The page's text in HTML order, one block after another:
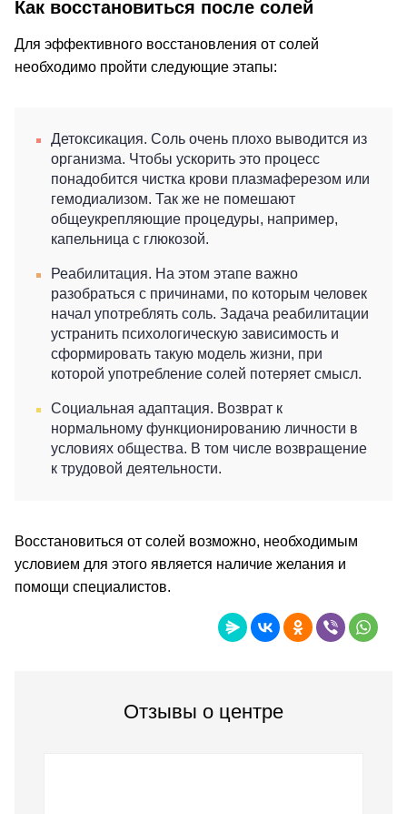
Как восстановиться после солей
Для эффективного восстановления от солей
необходимо пройти следующие этапы:
Детоксикация. Соль очень плохо выводится из
организма. Чтобы ускорить это процесс
понадобится чистка крови плазмаферезом или
гемодиализом. Так же не помешают
общеукрепляющие процедуры, например,
капельница с глюкозой.
Реабилитация. На этом этапе важно
разобраться с причинами, по которым человек
начал употреблять соль. Задача реабилитации
устранить психологическую зависимость и
сформировать такую модель жизни, при
которой употребление солей потеряет смысл.
Социальная адаптация. Возврат к
нормальному функционированию личности в
условиях общества. В том числе возвращение
к трудовой деятельности.
Восстановиться от солей возможно, необходимым
условием для этого является наличие желания и
помощи специалистов.
Отзывы о центре